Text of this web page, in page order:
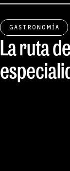
GASTRONOMÍA
La ruta